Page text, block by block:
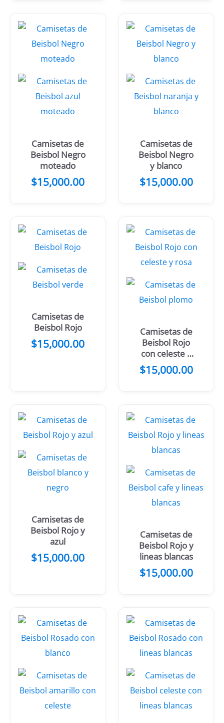
Camisetas de
Beisbol Negro
moteado
$15,000.00
Camisetas de
Beisbol Negro
y blanco
$15,000.00
Camisetas de
Beisbol Rojo
$15,000.00
Camisetas de
Beisbol Rojo
con celeste y
rosa
$15,000.00
Camisetas de
Beisbol Rojo y
azul
$15,000.00
Camisetas de
Beisbol Rojo y
lineas blancas
$15,000.00